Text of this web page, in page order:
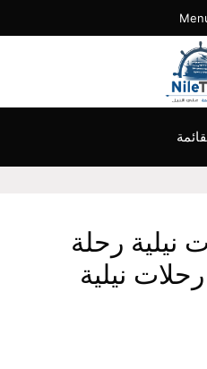
نيلية رحلة
نيلية